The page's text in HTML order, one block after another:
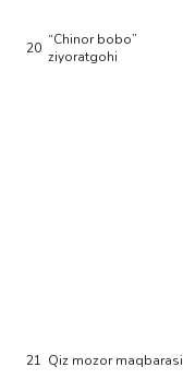
20 “Chinor bobo”
ziyoratgohi
21 Qiz mozor maqbarasi